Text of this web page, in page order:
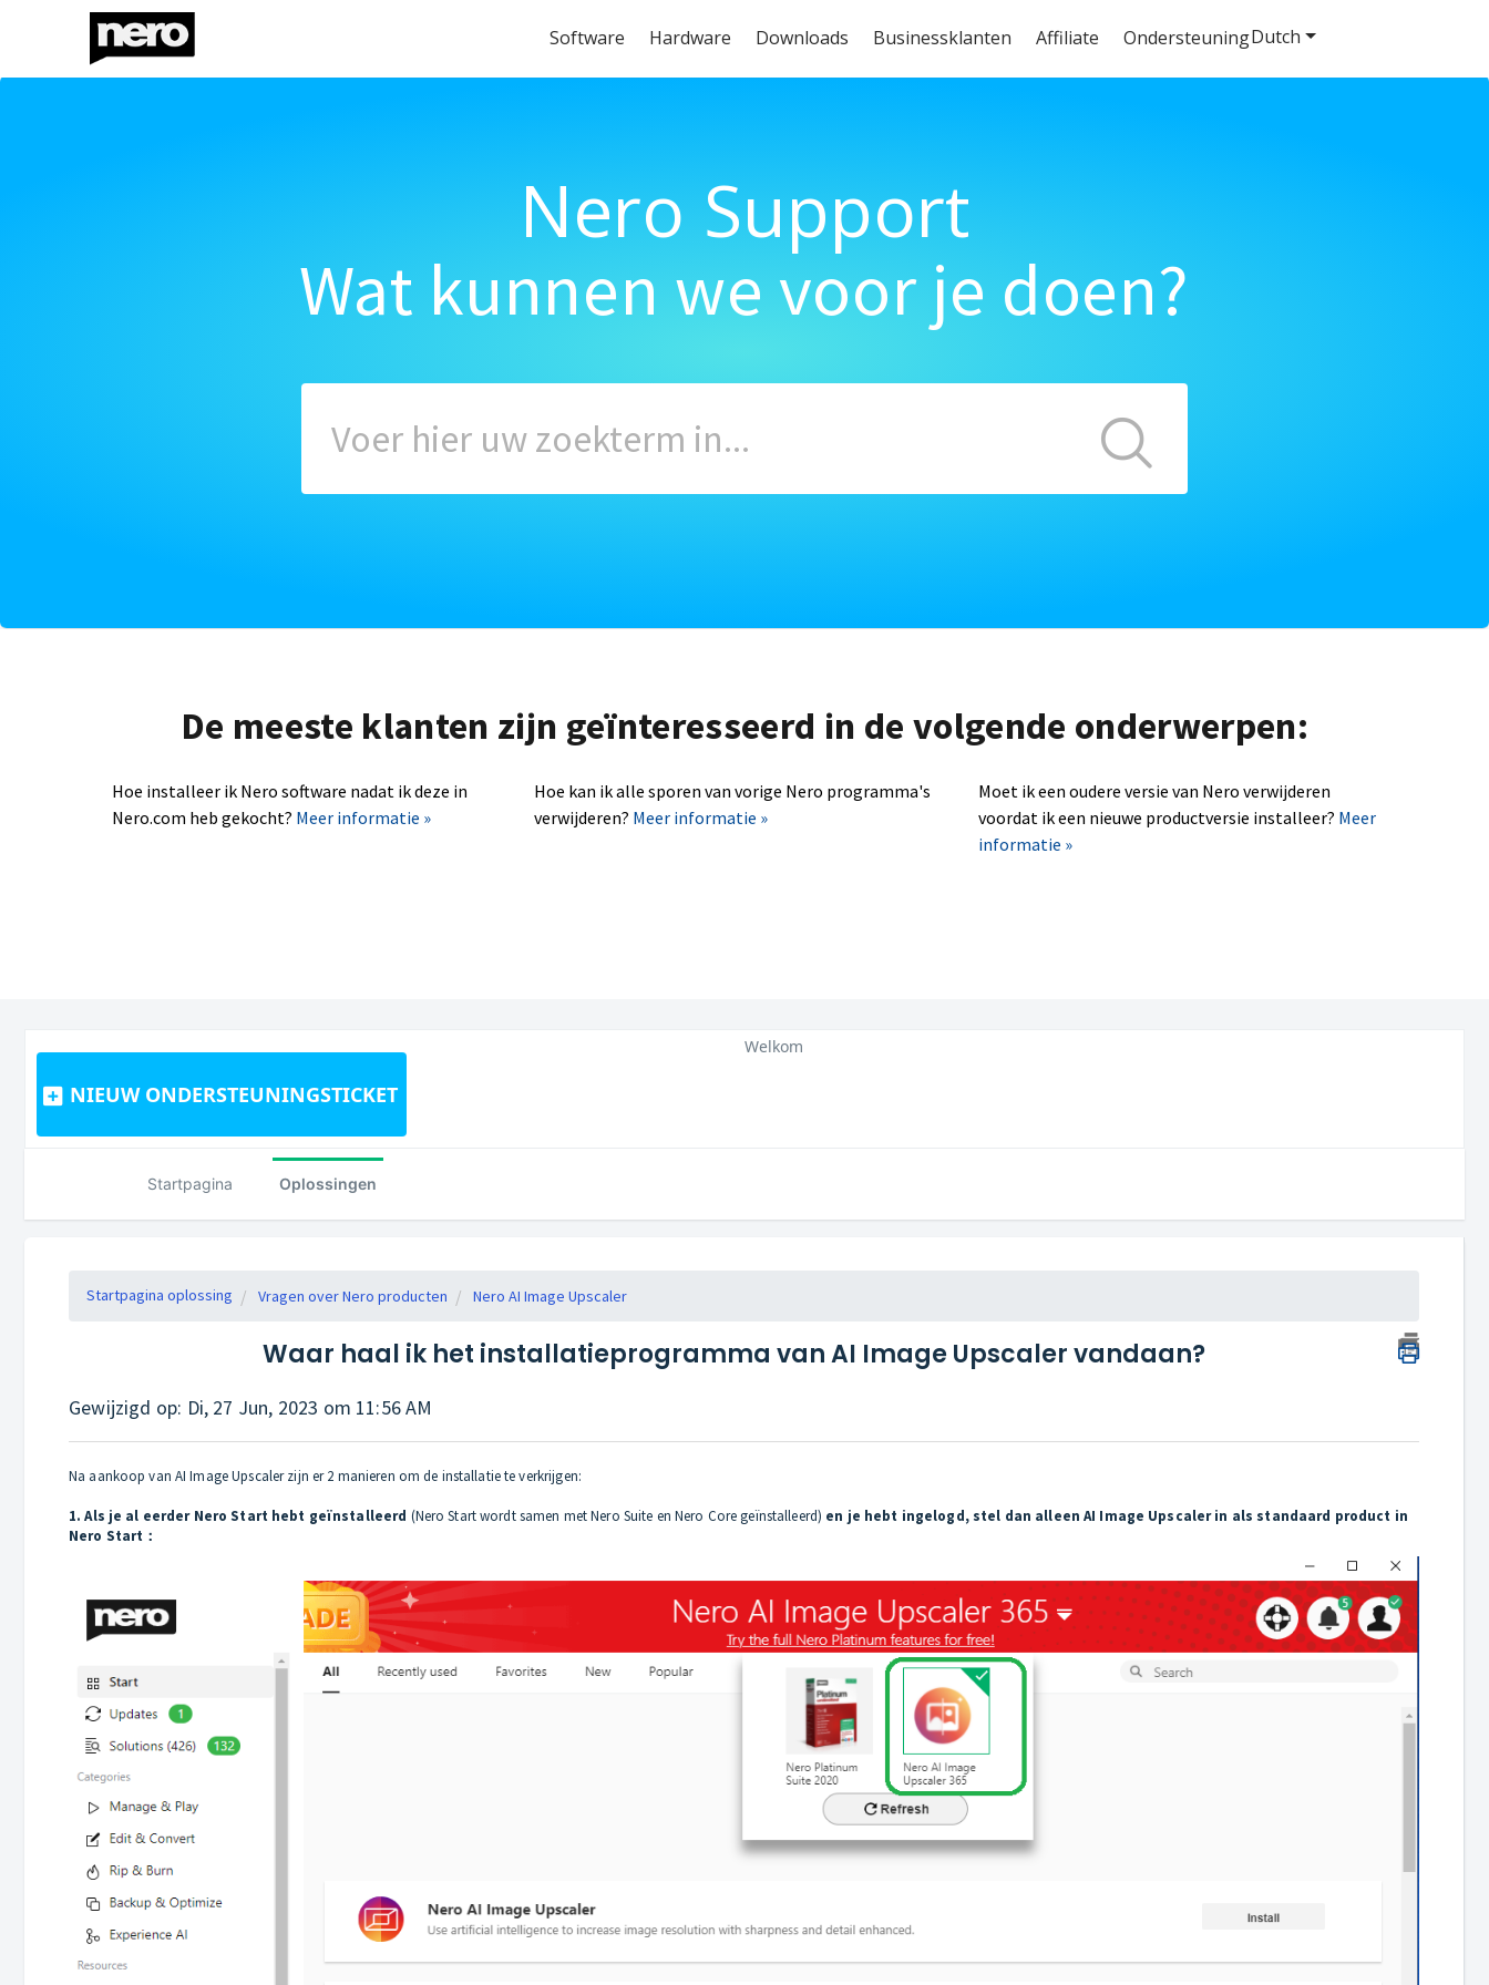
Software Hardware Downloads Businessklanten Affiliate Ondersteuning
Nero Support
Wat kunnen we voor je doen?
De meeste klanten zijn geïnteresseerd in de volgende onderwerpen:
Hoe installeer ik Nero software nadat ik deze in
Nero.com heb gekocht? Meer informatie »
Hoe kan ik alle sporen van vorige Nero programma's
verwijderen? Meer informatie »
Moet ik een oudere versie van Nero verwijderen
voordat ik een nieuwe productversie installeer? Meer
informatie »
NIEUW ONDERSTEUNINGSTICKET
Dutch
Welkom
Startpagina Oplossingen
Startpagina oplossing Vragen over Nero producten Nero AI Image Upscaler
Waar haal ik het installatieprogramma van AI Image Upscaler vandaan?
Gewijzigd op: Di, 27 Jun, 2023 om 11:56 AM
Na aankoop van AI Image Upscaler zijn er 2 manieren om de installatie te verkrijgen:
1. Als je al eerder Nero Start hebt geïnstalleerd (Nero Start wordt samen met Nero Suite en Nero Core geïnstalleerd) en je hebt ingelogd, stel dan alleen AI Image Upscaler in als standaard product in
Nero Start：